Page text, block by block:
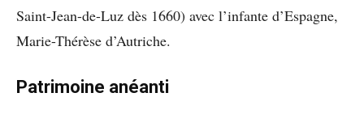
Saint-Jean-de-Luz dès 1660) avec l’infante d’Espagne,
Marie-Thérèse d’Autriche.
Patrimoine anéanti